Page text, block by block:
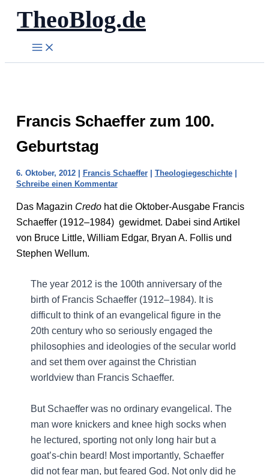
Zum
Inhalt
springen
TheoBlog.de
Francis Schaeffer zum 100.
Geburtstag
6. Oktober, 2012 | Francis Schaeffer| Theologiegeschichte|
Schreibe einen Kommentar
Das Magazin Credohat die Oktober-Ausgabe Francis
Schaeffer (1912–1984) gewidmet. Dabei sind Artikel
von Bruce Little, William Edgar, Bryan A. Follis und
Stephen Wellum.
The year 2012 is the 100th anniversary of the
birth of Francis Schaeffer (1912–1984). It is
difficult to think of an evangelical figure in the
20th century who so seriously engaged the
philosophies and ideologies of the secular world
and set them over against the Christian
worldview than Francis Schaeffer.
But Schaeffer was no ordinary evangelical. The
man wore knickers and knee high socks when
he lectured, sporting not only long hair but a
goat’s-chin beard! Most importantly, Schaeffer
did not fear man, but feared God. Not only did he